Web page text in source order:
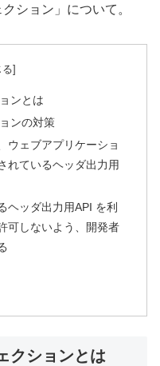
ション」について。
ンとは
ンの対策
ウェブアプリケーショ
れているヘッダ出力用
ヘッダ出力用API を利
可しないよう、開発者
クションとは